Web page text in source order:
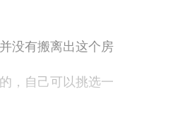
没有搬离出这个房
，自己可以挑选一